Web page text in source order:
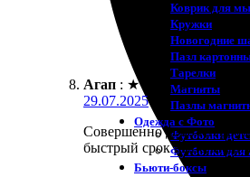
Коврик для
Кружки
Новогодние
Пазл
Тарелки
Магниты
Пазлы
Одежда с Фото
Футболки
Футболки для
Бьюти-боксы
Агап : ★ ★ ★ ★
29.07.2025
Совершенно доволен
быстрый срок